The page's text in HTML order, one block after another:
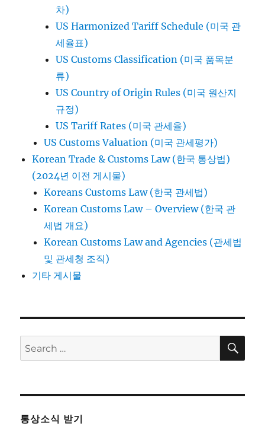
차)
US Harmonized Tariff Schedule (미국 관
세율표)
US Customs Classification (미국 품목분
류)
US Country of Origin Rules (미국 원산지
규정)
US Tariff Rates (미국 관세율)
US Customs Valuation (미국 관세평가)
Korean Trade & Customs Law (한국 통상법)
(2024년 이전 게시물)
Koreans Customs Law (한국 관세법)
Korean Customs Law – Overview (한국 관
세법 개요)
Korean Customs Law and Agencies (관세법
및 관세청 조직)
기타 게시물
Search
for:
통상소식 받기